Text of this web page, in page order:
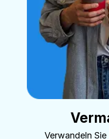
Verwandeln